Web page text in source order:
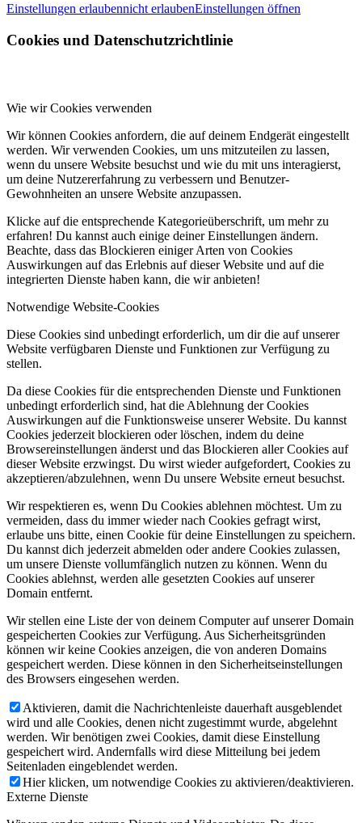
Einstellungen erlaubennicht erlaubenEinstellungen öffnen
Cookies und Datenschutzrichtlinie
Wie wir Cookies verwenden
Wir können Cookies anfordern, die auf deinem Endgerät eingestellt
werden. Wir verwenden Cookies, um uns mitzuteilen zu lassen,
wenn du unsere Website besuchst und wie du mit uns interagierst,
um deine Nutzererfahrung zu verbessern und Benutzer-
Gewohnheiten an unsere Website anzupassen.
Klicke auf die entsprechende Kategorieüberschrift, um mehr zu
erfahren! Du kannst auch einige deiner Einstellungen ändern.
Beachte, dass das Blockieren einiger Arten von Cookies
Auswirkungen auf das Erlebnis auf dieser Website und auf die
integrierten Dienste haben kann, die wir anbieten!
Notwendige Website-Cookies
Diese Cookies sind unbedingt erforderlich, um dir die auf unserer
Website verfügbaren Dienste und Funktionen zur Verfügung zu
stellen.
Da diese Cookies für die entsprechenden Dienste und Funktionen
unbedingt erforderlich sind, hat die Ablehnung der Cookies
Auswirkungen auf die Funktionsweise unserer Website. Du kannst
Cookies jederzeit blockieren oder löschen, indem du deine
Browsereinstellungen änderst und das Blockieren aller Cookies auf
dieser Website erzwingst. Du wirst wieder aufgefordert, Cookies zu
akzeptieren/abzulehnen, wenn Du unsere Website erneut besuchst.
Wir respektieren es, wenn Du Cookies ablehnen möchtest. Um zu
vermeiden, dass du immer wieder nach Cookies gefragt wirst,
erlaube uns bitte, einen Cookie für deine Einstellungen zu speichern.
Du kannst dich jederzeit abmelden oder andere Cookies zulassen,
um unsere Dienste vollumfänglich nutzen zu können. Wenn du
Cookies ablehnst, werden alle gesetzten Cookies auf unserer
Domain entfernt.
Wir stellen eine Liste der von deinem Computer auf unserer Domain
gespeicherten Cookies zur Verfügung. Aus Sicherheitsgründen
können wir keine Cookies anzeigen, die von anderen Domains
gespeichert werden. Diese können in den Sicherheitseinstellungen
des Browsers eingesehen werden.
Aktivieren, damit die Nachrichtenleiste dauerhaft ausgeblendet
wird und alle Cookies, denen nicht zugestimmt wurde, abgelehnt
werden. Wir benötigen zwei Cookies, damit diese Einstellung
gespeichert wird. Andernfalls wird diese Mitteilung bei jedem
Seitenladen eingeblendet werden.
Hier klicken, um notwendige Cookies zu aktivieren/deaktivieren.
Externe Dienste